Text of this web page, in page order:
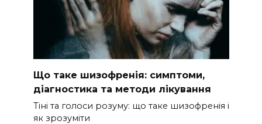
Що таке шизофренія: симптоми,
діагностика та методи лікування
Тіні та голоси розуму: що таке шизофренія і
як зрозуміти